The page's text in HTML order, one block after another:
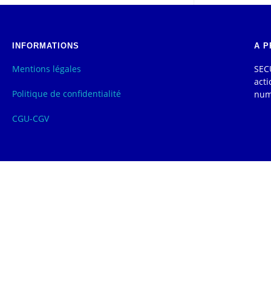
INFORMATIONS
Mentions légales
Politique de confidentialité
CGU-CGV
A